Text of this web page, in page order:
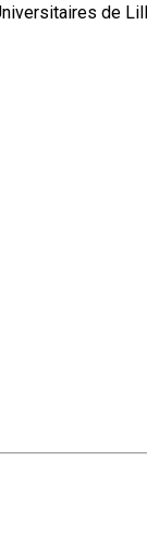
de